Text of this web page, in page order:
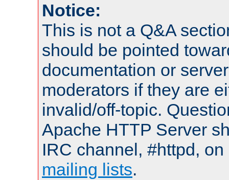
Notice:
This is not a Q&A
should be pointed
documentation or
moderators if they are
invalid/off-topic.
Apache HTTP Server
IRC channel, #httpd,
mailing lists.